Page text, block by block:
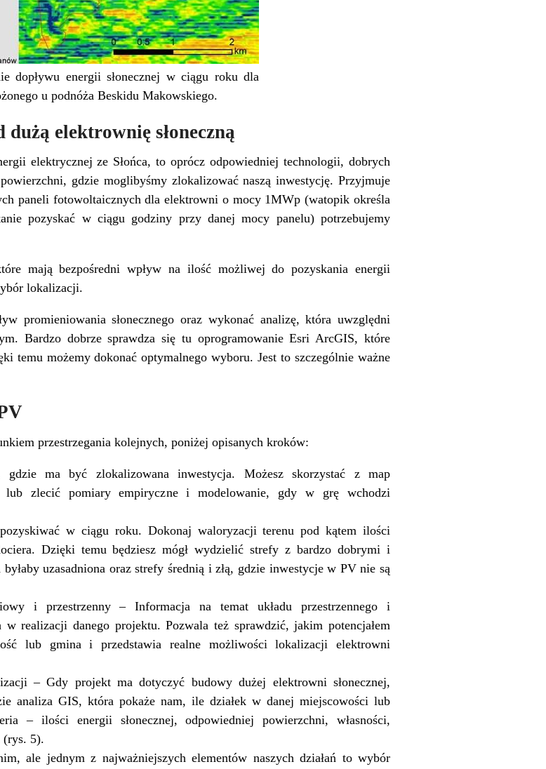
dopływu energii słonecznej w ciągu roku dla
u podnóża Beskidu Makowskiego.
elektrownię słoneczną
elektrycznej ze Słońca, to oprócz odpowiedniej technologii, dobrych
gdzie moglibyśmy zlokalizować naszą inwestycję. Przyjmuje
paneli fotowoltaicznych dla elektrowni o mocy 1MWp (watopik określa
pozyskać w ciągu godziny przy danej mocy panelu) potrzebujemy
mają bezpośredni wpływ na ilość możliwej do pozyskania energii
lokalizacji.
promieniowania słonecznego oraz wykonać analizę, która uwzględni
Bardzo dobrze sprawdza się tu oprogramowanie Esri ArcGIS, które
temu możemy dokonać optymalnego wyboru. Jest to szczególnie ważne
przestrzegania kolejnych, poniżej opisanych kroków:
gdzie ma być zlokalizowana inwestycja. Możesz skorzystać z map
lub zlecić pomiary empiryczne i modelowanie, gdy w grę wchodzi
w ciągu roku. Dokonaj waloryzacji terenu pod kątem ilości
Dzięki temu będziesz mógł wydzielić strefy z bardzo dobrymi i
uzasadniona oraz strefy średnią i złą, gdzie inwestycje w PV nie są
i przestrzenny – Informacja na temat układu przestrzennego i
w realizacji danego projektu. Pozwala też sprawdzić, jakim potencjałem
lub gmina i przedstawia realne możliwości lokalizacji elektrowni
– Gdy projekt ma dotyczyć budowy dużej elektrowni słonecznej,
analiza GIS, która pokaże nam, ile działek w danej miejscowości lub
– ilości energii słonecznej, odpowiedniej powierzchni, własności,
(rys. 5).
ale jednym z najważniejszych elementów naszych działań to wybór